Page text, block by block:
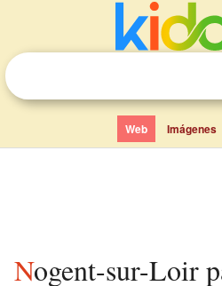
Web Imágenes
Nogent-sur-Loir